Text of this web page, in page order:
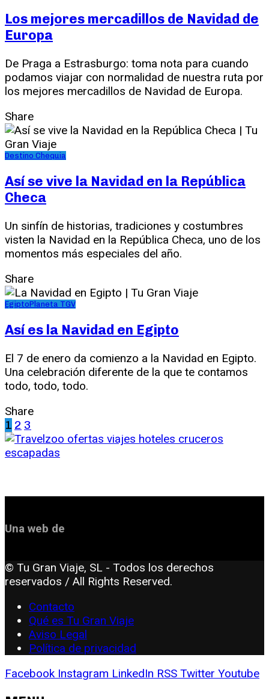
Los mejores mercadillos de Navidad de
Europa
De Praga a Estrasburgo: toma nota para cuando
podamos viajar con normalidad de nuestra ruta por
los mejores mercadillos de Navidad de Europa.
Share
Destino Chequia
Así se vive la Navidad en la República
Checa
Un sinfín de historias, tradiciones y costumbres
visten la Navidad en la República Checa, uno de los
momentos más especiales del año.
Share
EgiptoPlaneta TGV
Así es la Navidad en Egipto
El 7 de enero da comienzo a la Navidad en Egipto.
Una celebración diferente de la que te contamos
todo, todo, todo.
Share
1 2 3
Una web de
© Tu Gran Viaje, SL - Todos los derechos
reservados / All Rights Reserved.
Contacto
Qué es Tu Gran Viaje
Aviso Legal
Política de privacidad
Facebook Instagram LinkedIn RSS Twitter Youtube